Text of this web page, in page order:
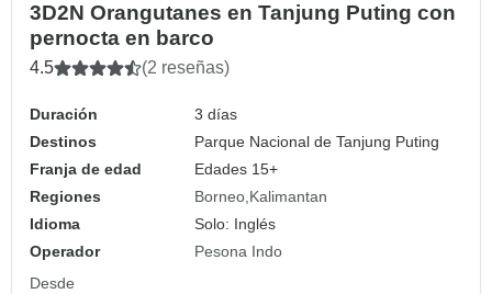
3D2N Orangutanes en Tanjung Puting con
pernocta en barco
4.5 (2 reseñas)
Duración
3 días
Destinos
Parque Nacional de Tanjung Puting
Franja de edad
Edades 15+
Regiones
Borneo Kalimantan
Idioma
Solo: Inglés
Operador
Pesona Indo
Desde